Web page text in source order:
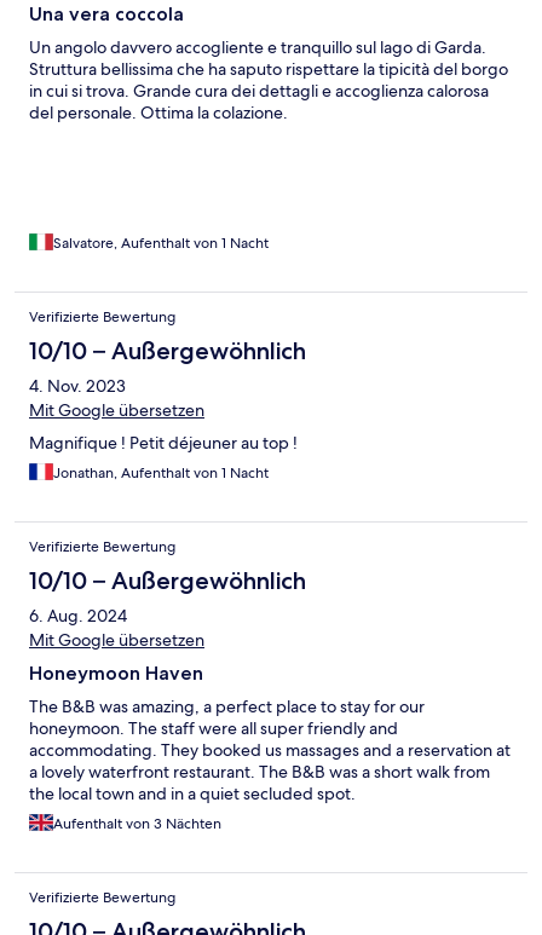
Una vera coccola
Un angolo davvero accogliente e tranquillo sul lago di Garda.
Struttura bellissima che ha saputo rispettare la tipicità del borgo
in cui si trova. Grande cura dei dettagli e accoglienza calorosa
del personale. Ottima la colazione.
Salvatore, Aufenthalt von 1 Nacht
Verifizierte Bewertung
10/10 – Außergewöhnlich
4. Nov. 2023
Mit Google übersetzen
Magnifique ! Petit déjeuner au top !
Jonathan, Aufenthalt von 1 Nacht
Verifizierte Bewertung
10/10 – Außergewöhnlich
6. Aug. 2024
Mit Google übersetzen
Honeymoon Haven
The B&B was amazing, a perfect place to stay for our
honeymoon. The staff were all super friendly and
accommodating. They booked us massages and a reservation at
a lovely waterfront restaurant. The B&B was a short walk from
the local town and in a quiet secluded spot.
Aufenthalt von 3 Nächten
Verifizierte Bewertung